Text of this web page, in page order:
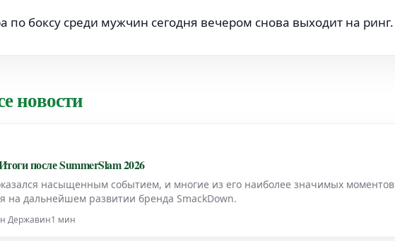
боксу среди мужчин сегодня вечером снова выходит на ринг.
новости
после SummerSlam 2026
насыщенным событием, и многие из его наиболее значимых моментов
на дальнейшем развитии бренда SmackDown.
Державин1 мин